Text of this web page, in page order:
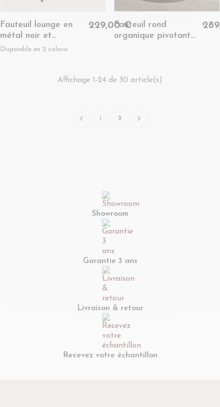
Fauteuil lounge en
métal noir et
bouclette - GERDA
Disponible en 2 coloris
229,00 €Fauteuil rond
organique pivotant
Affichage 1-24 de 30 article(s)
 1 2 
Showroom
Garantie 3 ans
Livraison & retour
Recevez votre échantillon